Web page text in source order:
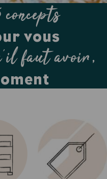
vous
faut avoir,